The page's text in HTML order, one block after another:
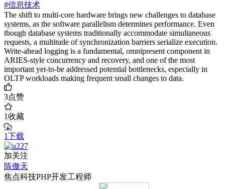
#信息技术
The shift to multi-core hardware brings new challenges to database
systems, as the software parallelism determines performance. Even
though database systems traditionally accommodate simultaneous
requests, a multitude of synchronization barriers serialize execution.
Write-ahead logging is a fundamental, omnipresent component in
ARIES-style concurrency and recovery, and one of the most
important yet-to-be addressed potential bottlenecks, especially in
OLTP workloads making frequent small changes to data.
3点赞
1收藏
1下载
加关注
陈傲天
焦点科技PHP开发工程师